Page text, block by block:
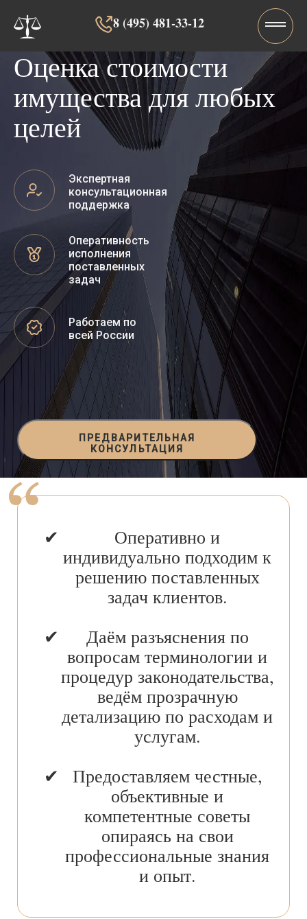
8 (495) 481-33-12‬‬
Оценка стоимости
имущества для любых
целей
Экспертная
консультационная
поддержка
Оперативность
исполнения
поставленных
задач
Работаем по
всей России
ПРЕДВАРИТЕЛЬНАЯ
КОНСУЛЬТАЦИЯ
Оперативно и
индивидуально подходим к
решению поставленных
задач клиентов.
Даём разъяснения по
вопросам терминологии и
процедур законодательства,
ведём прозрачную
детализацию по расходам и
услугам.
Предоставляем честные,
объективные и
компетентные советы
опираясь на свои
профессиональные знания
и опыт.